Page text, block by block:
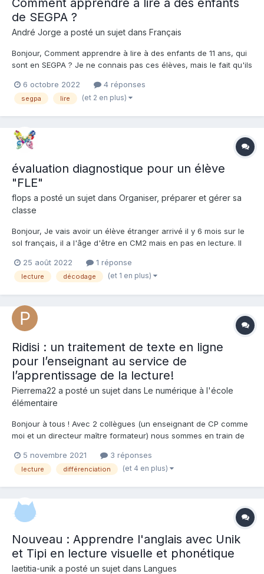
Comment apprendre à lire à des enfants
de SEGPA ?
André Jorge a posté un sujet dans Français
Bonjour, Comment apprendre à lire à des enfants de 11 ans, qui
sont en SEGPA ? Je ne connais pas ces élèves, mais le fait qu'ils
apprendre à lire me fait penser que ça sera très compliqué et
qu'il faudra leur proposer quelque...
6 octobre 2022 4 réponses
segpa lire (et 2 en plus)
évaluation diagnostique pour un élève
"FLE"
flops a posté un sujet dans Organiser, préparer et gérer sa
classe
Bonjour, Je vais avoir un élève étranger arrivé il y 6 mois sur le
sol français, il a l'âge d'être en CM2 mais en pas en lecture. Il
lecture. je me demande si une évaluation diagnostique en
lecture ne serait pas pertinente dans son ca...
25 août 2022 1 réponse
lecture décodage (et 1 en plus)
Ridisi : un traitement de texte en ligne
pour l’enseignant au service de
l’apprentissage de la lecture!
Pierrema22 a posté un sujet dans Le numérique à l'école
élémentaire
Bonjour à tous ! Avec 2 collègues (un enseignant de CP comme
moi et un directeur maître formateur) nous sommes en train de
différenciation des enseignants concernant l'apprentissage de
la lecture. Ce projet permet un gain de temp...
5 novembre 2021 3 réponses
lecture différenciation (et 4 en plus)
Nouveau : Apprendre l'anglais avec Unik
et Tipi en lecture visuelle et phonétique
laetitia-unik a posté un sujet dans Langues